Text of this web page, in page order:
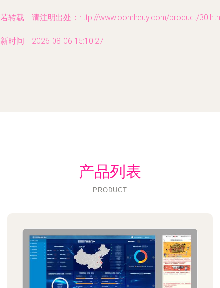
转载，请注明出处：http://www.oomheuy.com/product/
时间：2026-08-06 15:10:27
产品列表
PRODUCT